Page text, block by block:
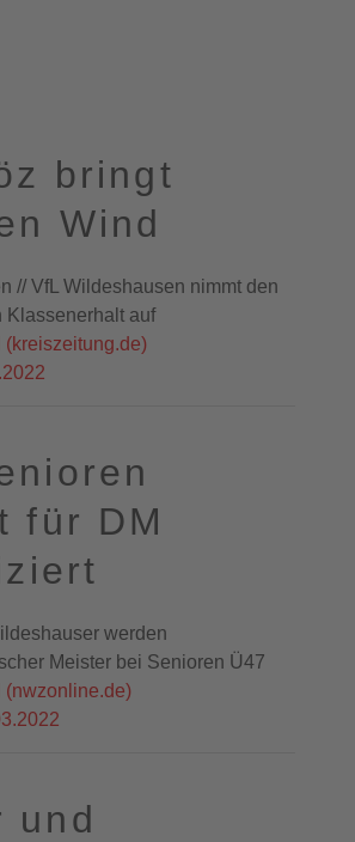
bringt
Wind
// VfL Wildeshausen nimmt den
Klassenerhalt auf
(kreiszeitung.de)
für DM
werden
Meister bei Senioren Ü47
(nwzonline.de)
und